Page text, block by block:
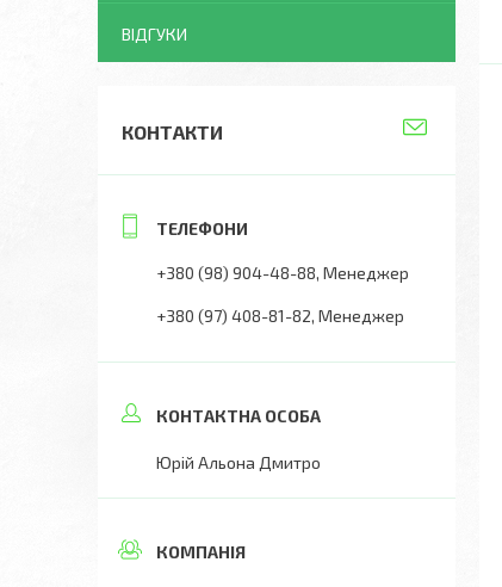
ВІДГУКИ
КОНТАКТИ
+380 (98) 904-48-88 Менеджер
+380 (97) 408-81-82 Менеджер
Юрій Альона Дмитро